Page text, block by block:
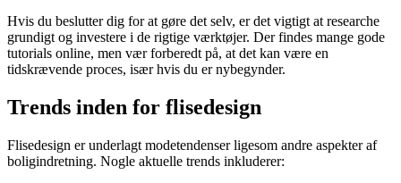
Hvis du beslutter dig for at gøre det selv, er det vigtigt at researche
grundigt og investere i de rigtige værktøjer. Der findes mange gode
tutorials online, men vær forberedt på, at det kan være en
tidskrævende proces, især hvis du er nybegynder.
Trends inden for flisedesign
Flisedesign er underlagt modetendenser ligesom andre aspekter af
boligindretning. Nogle aktuelle trends inkluderer: